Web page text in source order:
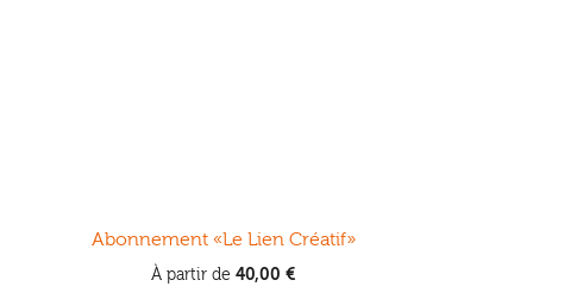
Abonnement «Le Lien Créatif»
À partir de40,00€